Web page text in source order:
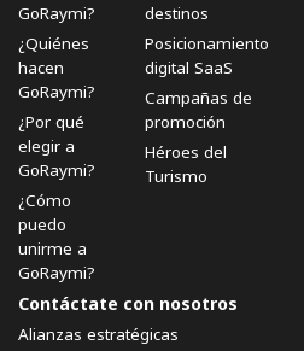
GoRaymi?
¿Quiénes
hacen
GoRaymi?
¿Por qué
elegir a
GoRaymi?
¿Cómo
puedo
unirme a
GoRaymi?
destinos
Posicionamiento
digital SaaS
Campañas de
promoción
Héroes del
Turismo
Contáctate con nosotros
Alianzas estratégicas